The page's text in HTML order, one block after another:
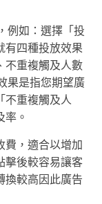
例如：選擇「投
有四種投放效果
不重複觸及人數
果是指您期望廣
不重複觸及人
率。
費，適合以增加
擊後較容易讓客
換較高因此廣告